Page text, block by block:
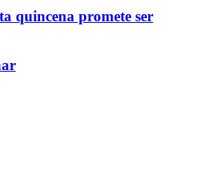
quincena promete ser